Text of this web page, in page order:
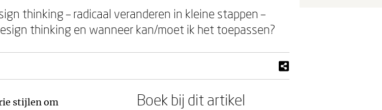
thinking – radicaal veranderen in kleine stappen –
thinking en wanneer kan/moet ik het toepassen?
stijlen om
Boek bij dit artikel